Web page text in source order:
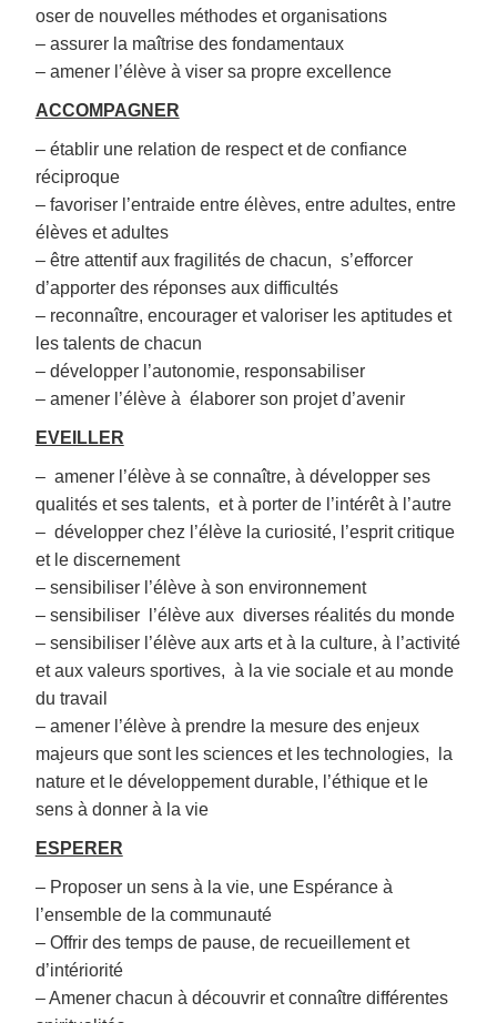
oser de nouvelles méthodes et organisations
– assurer la maîtrise des fondamentaux
– amener l’élève à viser sa propre excellence
ACCOMPAGNER
– établir une relation de respect et de confiance
réciproque
– favoriser l’entraide entre élèves, entre adultes, entre
élèves et adultes
– être attentif aux fragilités de chacun, s’efforcer
d’apporter des réponses aux difficultés
– reconnaître, encourager et valoriser les aptitudes et
les talents de chacun
– développer l’autonomie, responsabiliser
– amener l’élève à élaborer son projet d’avenir
EVEILLER
– amener l’élève à se connaître, à développer ses
qualités et ses talents, et à porter de l’intérêt à l’autre
– développer chez l’élève la curiosité, l’esprit critique
et le discernement
– sensibiliser l’élève à son environnement
– sensibiliser l’élève aux diverses réalités du monde
– sensibiliser l’élève aux arts et à la culture, à l’activité
et aux valeurs sportives, à la vie sociale et au monde
du travail
– amener l’élève à prendre la mesure des enjeux
majeurs que sont les sciences et les technologies, la
nature et le développement durable, l’éthique et le
sens à donner à la vie
ESPERER
– Proposer un sens à la vie, une Espérance à
l’ensemble de la communauté
– Offrir des temps de pause, de recueillement et
d’intériorité
– Amener chacun à découvrir et connaître différentes